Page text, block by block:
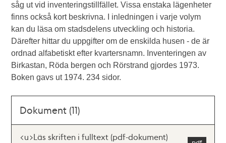
såg ut vid inventeringstillfället. Vissa enstaka lägenheter
finns också kort beskrivna. I inledningen i varje volym
kan du läsa om stadsdelens utveckling och historia.
Därefter hittar du uppgifter om de enskilda husen - de är
ordnad alfabetiskt efter kvartersnamn. Inventeringen av
Birkastan, Röda bergen och Rörstrand gjordes 1973.
Boken gavs ut 1974. 234 sidor.
Dokument (11)
<u>Läs skriften i fulltext (pdf-dokument)